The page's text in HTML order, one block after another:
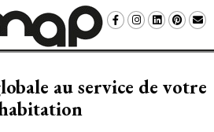
au service de votre